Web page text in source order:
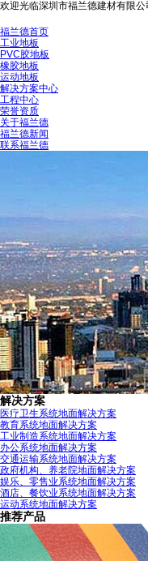
欢迎光临深圳市福兰德建材有限公
福兰德首页
工业地板
PVC胶地板
橡胶地板
运动地板
解决方案中心
工程中心
荣誉资质
关于福兰德
福兰德新闻
联系福兰德
解决方案
医疗卫生系统地面解决方案
教育系统地面解决方案
工业制造系统地面解决方案
办公系统地面解决方案
交通运输系统地面解决方案
政府机构、养老院地面解决方案
娱乐、零售业系统地面解决方案
酒店、餐饮业系统地面解决方案
运动系统地面解决方案
推荐产品